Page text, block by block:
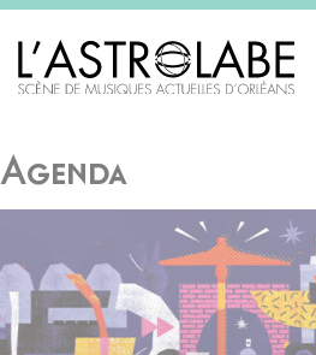
Agenda